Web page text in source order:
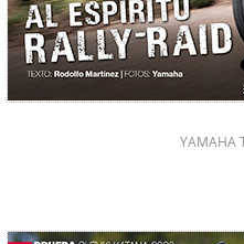
YAMAHA